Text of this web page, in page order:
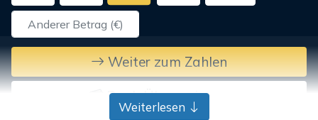
Weiter zum Zahlen
Bank-Überweisung
Weiterlesen